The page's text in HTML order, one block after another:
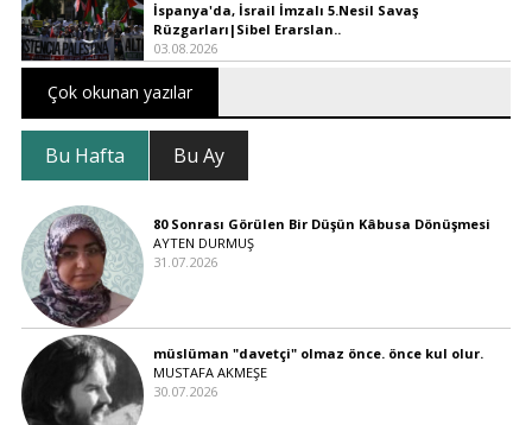
İspanya'da, İsrail İmzalı 5.Nesil Savaş
Rüzgarları|Sibel Erarslan..
03.08.2026
Çok okunan yazılar
Bu Hafta Bu Ay
80 Sonrası Görülen Bir Düşün Kâbusa Dönüşmesi
AYTEN DURMUŞ
31.07.2026
müslüman "davetçi" olmaz önce. önce kul olur.
MUSTAFA AKMEŞE
30.07.2026